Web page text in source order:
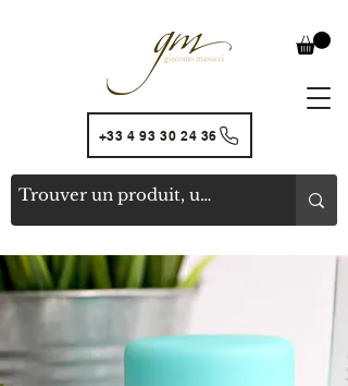
+33 4 93 30 24 36